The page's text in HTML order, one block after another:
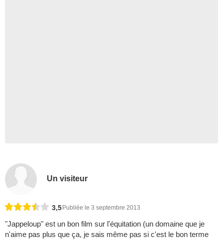
Un visiteur
3,5 Publiée le 3 septembre 2013
"Jappeloup" est un bon film sur l'équitation (un domaine que je
n'aime pas plus que ça, je sais même pas si c'est le bon terme